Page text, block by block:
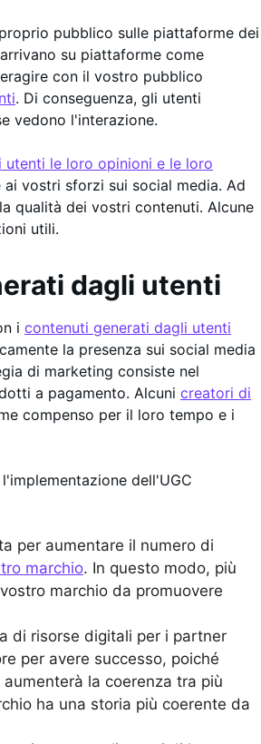
pubblico sulle piattaforme dei
su piattaforme come
con il vostro pubblico
. Di conseguenza, gli utenti
vedono l'interazione.
utenti le loro opinioni e le loro
vostri sforzi sui social media. Ad
qualità dei vostri contenuti. Alcune
utili.
dagli utenti
i contenuti generati dagli utenti
la presenza sui social media
di marketing consiste nel
a pagamento. Alcuni creatori di
compenso per il loro tempo e i
dell'UGC
per aumentare il numero di
marchio. In questo modo, più
marchio da promuovere
di risorse digitali per i partner
per avere successo, poiché
la coerenza tra più
ha una storia più coerente da